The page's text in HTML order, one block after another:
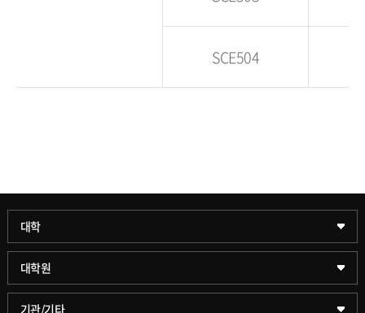
SCE504
대학
과학기술대학
약학대학
글로벌비즈니스대학
대학원
일반대학원
문화스포츠대학원
기관/기타
학술정보원(도서관)